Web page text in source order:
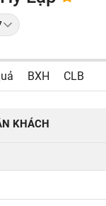
BXH CLB
KHÁCH